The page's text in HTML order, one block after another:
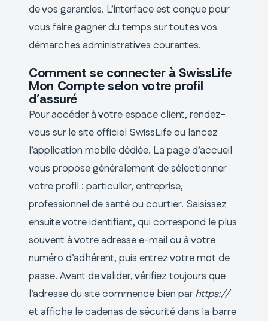
de vos garanties. L’interface est conçue pour
vous faire gagner du temps sur toutes vos
démarches administratives courantes.
Comment se connecter à SwissLife
Mon Compte selon votre profil
d’assuré
Pour accéder à votre espace client, rendez-
vous sur le site officiel SwissLife ou lancez
l’application mobile dédiée. La page d’accueil
vous propose généralement de sélectionner
votre profil : particulier, entreprise,
professionnel de santé ou courtier. Saisissez
ensuite votre identifiant, qui correspond le plus
souvent à votre adresse e-mail ou à votre
numéro d’adhérent, puis entrez votre mot de
passe. Avant de valider, vérifiez toujours que
l’adresse du site commence bien parhttps://
et affiche le cadenas de sécurité dans la barre